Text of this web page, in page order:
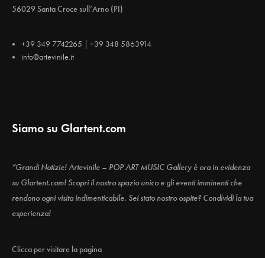
56029 Santa Croce sull’Arno (PI)
+39 349 7742265 | +39 348 5863914
info@artevinile.it
Siamo su Glartent.com
“Grandi Notizie! Artevinile – POP ART MUSIC Gallery è ora in evidenza
su Glartent.com! Scopri il nostro spazio unico e gli eventi imminenti che
rendono ogni visita indimenticabile. Sei stato nostro ospite? Condividi la tua
esperienza!
Clicca per visitare la pagina